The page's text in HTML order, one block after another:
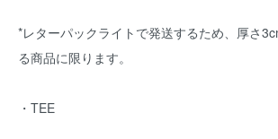
*レターパックライトで発送するため、厚さ
る商品に限ります。
・TEE